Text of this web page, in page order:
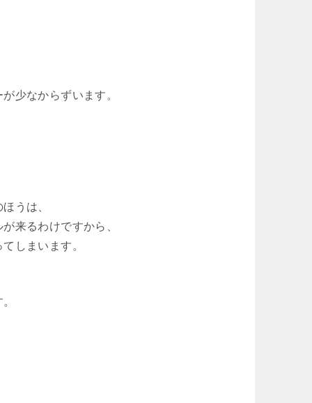
少なからずいます。
うは、
来るわけですから、
しまいます。